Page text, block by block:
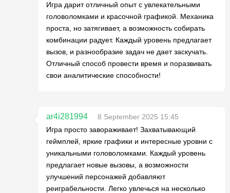
Игра дарит отличный опыт с увлекательными
головоломками и красочной графикой. Механика
проста, но затягивает, а возможность собирать
комбинации радует. Каждый уровень предлагает
вызов, и разнообразие задач не дает заскучать.
Отличный способ провести время и поразвивать
свои аналитические способности!
ar4i281994
8 September 2025 15:45
Игра просто завораживает! Захватывающий
геймплей, яркие графики и интересные уровни с
уникальными головоломками. Каждый уровень
предлагает новые вызовы, а возможности
улучшений персонажей добавляют
реиграбельности. Легко увлечься на несколько